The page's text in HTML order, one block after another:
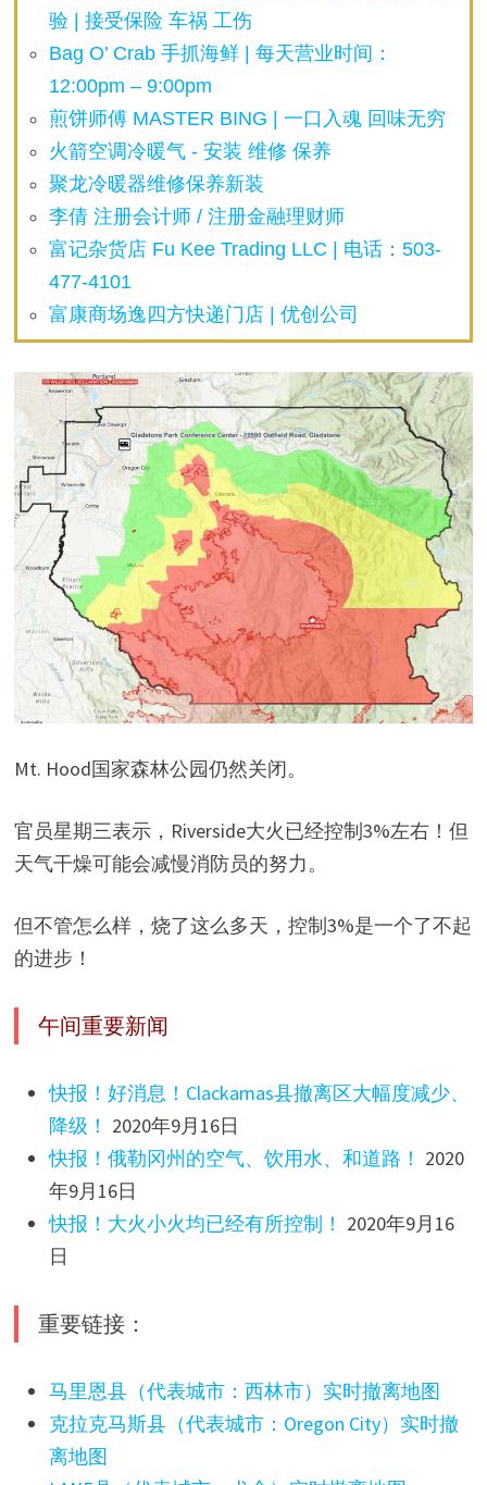
验 | 接受保险 车祸 工伤
Bag O’ Crab 手抓海鲜 | 每天营业时间：
12:00pm – 9:00pm
煎饼师傅 MASTER BING | 一口入魂 回味无穷
火箭空调冷暖气 - 安装 维修 保养
聚龙冷暖器维修保养新装
李倩 注册会计师 / 注册金融理财师
富记杂货店 Fu Kee Trading LLC | 电话：503-
477-4101
富康商场逸四方快递门店 | 优创公司
Mt. Hood国家森林公园仍然关闭。
官员星期三表示，Riverside大火已经控制3%左右！但
天气干燥可能会减慢消防员的努力。
但不管怎么样，烧了这么多天，控制3%是一个了不起
的进步！
午间重要新闻
快报！好消息！Clackamas县撤离区大幅度减少、
降级！ 2020年9月16日
快报！俄勒冈州的空气、饮用水、和道路！ 2020
年9月16日
快报！大火小火均已经有所控制！ 2020年9月16
日
重要链接：
马里恩县（代表城市：西林市）实时撤离地图
克拉克马斯县（代表城市：Oregon City）实时撤
离地图